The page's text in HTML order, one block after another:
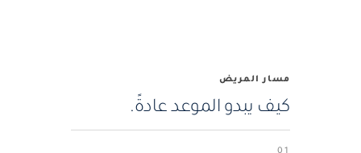
مسار المريض
كيف يبدو الموعد عادةً.